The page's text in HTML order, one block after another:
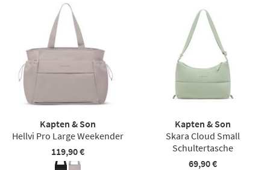
Kapten & Son
Hellvi Pro Large Weekender
119,90 €
Kapten & Son
Skara Cloud Small
Schultertasche
69,90 €